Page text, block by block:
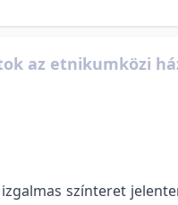
az etnikumközi
színteret